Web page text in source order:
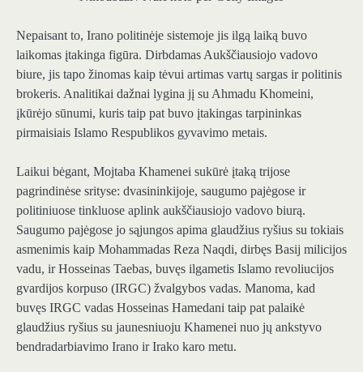
Nepaisant to, Irano politinėje sistemoje jis ilgą laiką buvo
laikomas įtakinga figūra. Dirbdamas Aukščiausiojo vadovo
biure, jis tapo žinomas kaip tėvui artimas vartų sargas ir politinis
brokeris. Analitikai dažnai lygina jį su Ahmadu Khomeini,
įkūrėjo sūnumi, kuris taip pat buvo įtakingas tarpininkas
pirmaisiais Islamo Respublikos gyvavimo metais.
Laikui bėgant, Mojtaba Khamenei sukūrė įtaką trijose
pagrindinėse srityse: dvasininkijoje, saugumo pajėgose ir
politiniuose tinkluose aplink aukščiausiojo vadovo biurą.
Saugumo pajėgose jo sąjungos apima glaudžius ryšius su tokiais
asmenimis kaip Mohammadas Reza Naqdi, dirbęs Basij milicijos
vadu, ir Hosseinas Taebas, buvęs ilgametis Islamo revoliucijos
gvardijos korpuso (IRGC) žvalgybos vadas. Manoma, kad
buvęs IRGC vadas Hosseinas Hamedani taip pat palaikė
glaudžius ryšius su jaunesniuoju Khamenei nuo jų ankstyvo
bendradarbiavimo Irano ir Irako karo metu.